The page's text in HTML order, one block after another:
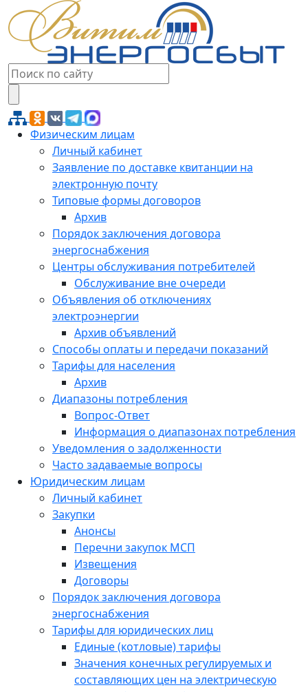
Физическим лицам
Личный кабинет
Заявление по доставке квитанции на
электронную почту
Типовые формы договоров
Архив
Порядок заключения договора
энергоснабжения
Центры обслуживания потребителей
Обслуживание вне очереди
Объявления об отключениях
электроэнергии
Архив объявлений
Способы оплаты и передачи показаний
Тарифы для населения
Архив
Диапазоны потребления
Вопрос-Ответ
Информация о диапазонах потребления
Уведомления о задолженности
Часто задаваемые вопросы
Юридическим лицам
Личный кабинет
Закупки
Анонсы
Перечни закупок МСП
Извещения
Договоры
Порядок заключения договора
энергоснабжения
Тарифы для юридических лиц
Единые (котловые) тарифы
Значения конечных регулируемых и
составляющих цен на электрическую